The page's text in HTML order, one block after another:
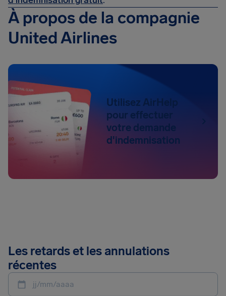
À propos de la compagnie
United Airlines
Utilisez AirHelp
pour effectuer
votre demande
d'indemnisation
Les retards et les annulations
récentes
jj/mm/aaaa